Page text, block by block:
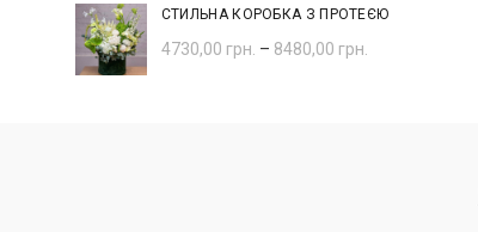
СТИЛЬНА КОРОБКА З ПРОТЕЄЮ
4730,00 грн. – 8480,00 грн.